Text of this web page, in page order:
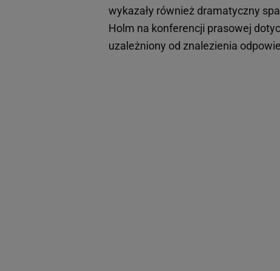
wykazały również dramatyczny
Holm na konferencji prasowej
uzależniony od znalezienia